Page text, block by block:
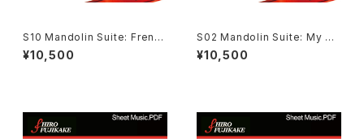
S10 Mandolin Suite: French
Flavor マンドリン組曲：フラン
スの香り
¥10,500
S02 Mandolin Suite: My Ho
meland マンドリン組曲：ふるさ
と紀
¥10,500